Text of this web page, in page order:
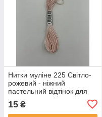
Нитки муліне 225 Світло-
рожевий - ніжний
пастельний відтінок для
15 ₴